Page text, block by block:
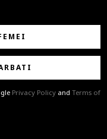
Privacy Policy and Terms of